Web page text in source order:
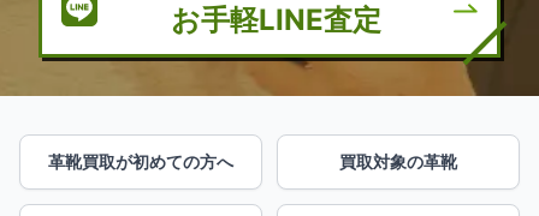
お手軽LINE査定
革靴買取が初めての方へ 買取対象の革靴